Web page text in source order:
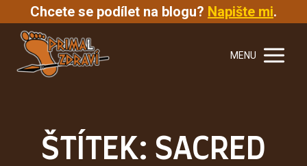
Chcete se podílet na blogu? Napište mi.
MENU
ŠTÍTEK: SACRED